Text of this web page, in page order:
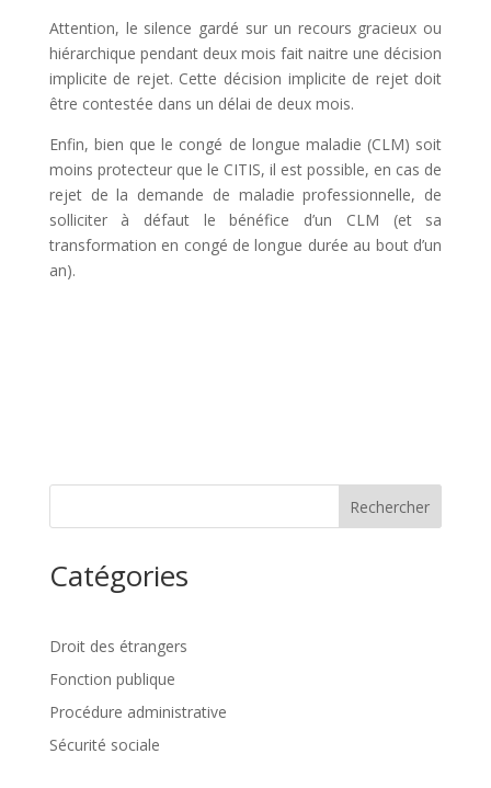
Attention, le silence gardé sur un recours gracieux ou
hiérarchique pendant deux mois fait naitre une décision
implicite de rejet. Cette décision implicite de rejet doit
être contestée dans un délai de deux mois.
Enfin, bien que le congé de longue maladie (CLM) soit
moins protecteur que le CITIS, il est possible, en cas de
rejet de la demande de maladie professionnelle, de
solliciter à défaut le bénéfice d’un CLM (et sa
transformation en congé de longue durée au bout d’un
an).
Rechercher
Catégories
Droit des étrangers
Fonction publique
Procédure administrative
Sécurité sociale